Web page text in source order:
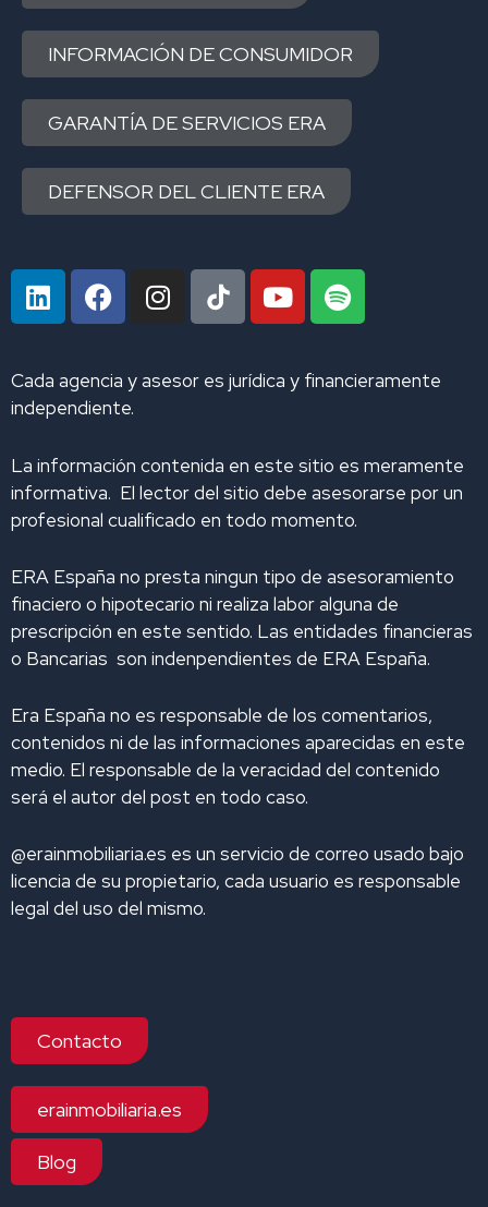
INFORMACIÓN DE CONSUMIDOR
GARANTÍA DE SERVICIOS ERA
DEFENSOR DEL CLIENTE ERA
L
i
k
e
d
n
F
a
b
o
k
I
n
a
a
m
Y
o
u
S
p
i
Cada agencia y asesor es jurídica y financieramente
independiente.
La información contenida en este sitio es meramente
informativa. El lector del sitio debe asesorarse por un
profesional cualificado en todo momento.
ERA España no presta ningun tipo de asesoramiento
finaciero o hipotecario ni realiza labor alguna de
prescripción en este sentido. Las entidades financieras
o Bancarias son indenpendientes de ERA España.
Era España no es responsable de los comentarios,
contenidos ni de las informaciones aparecidas en este
medio. El responsable de la veracidad del contenido
será el autor del post en todo caso.
@erainmobiliaria.es es un servicio de correo usado bajo
licencia de su propietario, cada usuario es responsable
legal del uso del mismo.
Contacto
erainmobiliaria.es
Blog